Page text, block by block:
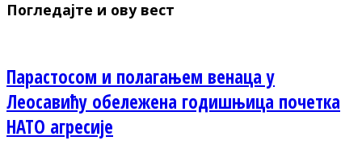
Погледајте и ову вест
Парастосом и полагањем венаца у
Леосавићу обележена годишњица почетка
НАТО агресије